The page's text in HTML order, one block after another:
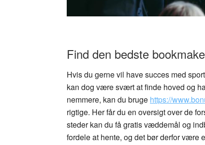
Find den bedste
Hvis du gerne vil have succes med
kan dog være svært at finde hoved og
nemmere, kan du bruge https://
rigtige. Her får du en oversigt over de
steder kan du få gratis væddemål og
fordele at hente, og det bør derfor være